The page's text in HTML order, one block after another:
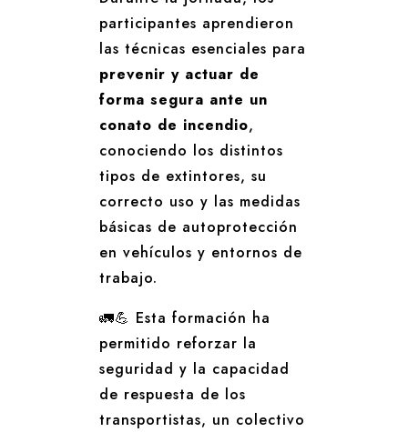
participantes aprendieron
las técnicas esenciales para
prevenir y actuar de
forma segura ante un
conato de incendio,
conociendo los distintos
tipos de extintores, su
correcto uso y las medidas
básicas de autoprotección
en vehículos y entornos de
trabajo.
🚛💪 Esta formación ha
permitido reforzar la
seguridad y la capacidad
de respuesta de los
transportistas, un colectivo